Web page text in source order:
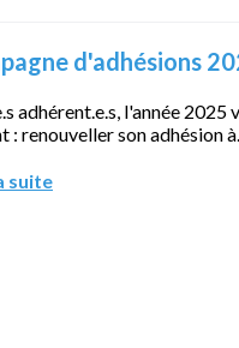
d'adhésions
adhérent.e.s, l'année
: renouveller son adhésion
suite